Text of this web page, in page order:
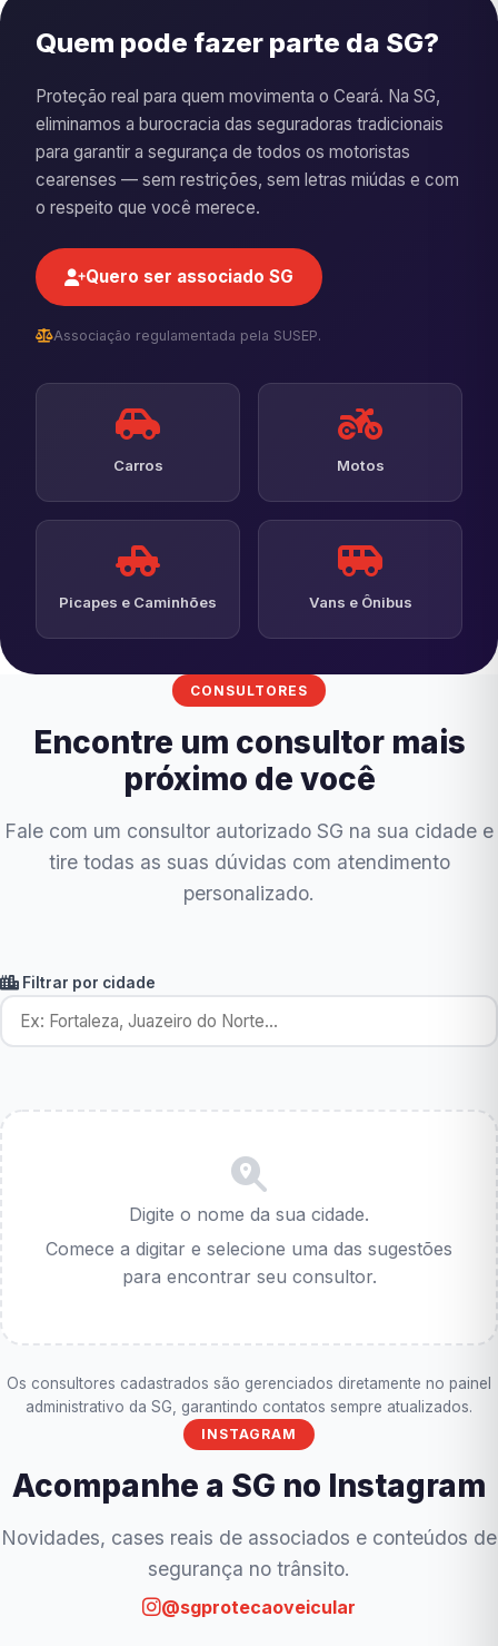
Quem pode fazer parte da SG?
Proteção real para quem movimenta o Ceará. Na SG,
eliminamos a burocracia das seguradoras tradicionais
para garantir a segurança de todos os motoristas
cearenses — sem restrições, sem letras miúdas e com
o respeito que você merece.
Quero ser associado SG
Associação regulamentada pela SUSEP.
Carros Motos
Picapes e Caminhões Vans e Ônibus
CONSULTORES
Encontre um consultor mais
próximo de você
Fale com um consultor autorizado SG na sua cidade e
tire todas as suas dúvidas com atendimento
personalizado.
Filtrar por cidade
Digite o nome da sua cidade.
Comece a digitar e selecione uma das sugestões
para encontrar seu consultor.
Os consultores cadastrados são gerenciados diretamente no painel
administrativo da SG, garantindo contatos sempre atualizados.
INSTAGRAM
Acompanhe a SG no Instagram
Novidades, cases reais de associados e conteúdos de
segurança no trânsito.
@sgprotecaoveicular